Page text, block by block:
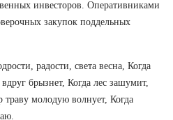
инвесторов. Оперативниками
закупок поддельных
радости, света весна, Когда
брызнет, Когда лес зашумит,
молодую волнует, Когда